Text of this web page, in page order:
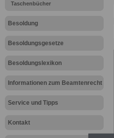
Taschenbücher
Besoldung
Besoldungsgesetze
Besoldungslexikon
Informationen zum Beamtenrecht
Service und Tipps
Kontakt